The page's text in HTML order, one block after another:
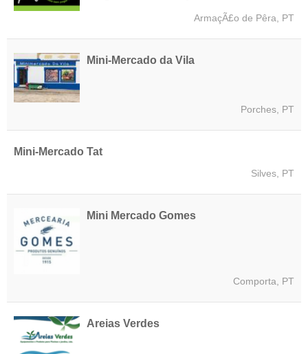
ArmaçÃ£o de Pêra, PT
Mini-Mercado da Vila
Porches, PT
Mini-Mercado Tat
Silves, PT
Mini Mercado Gomes
Comporta, PT
Areias Verdes